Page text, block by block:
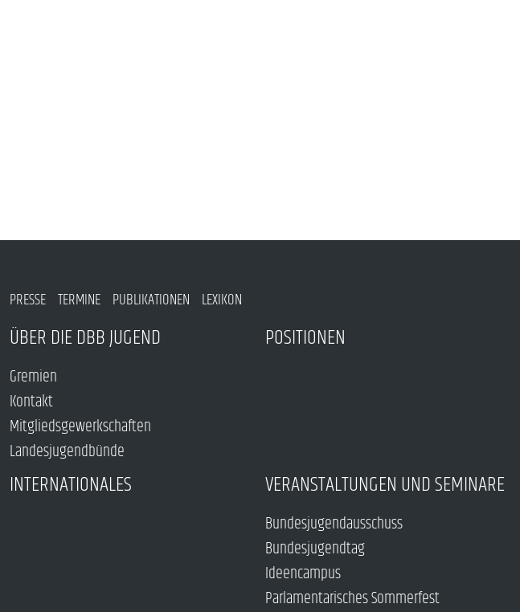
PRESSE TERMINE PUBLIKATIONEN LEXIKON
ÜBER DIE DBB JUGEND
Gremien
Kontakt
Mitgliedsgewerkschaften
Landesjugendbünde
POSITIONEN
INTERNATIONALES VERANSTALTUNGEN UND SEMINARE
Bundesjugendausschuss
Bundesjugendtag
Ideencampus
Parlamentarisches Sommerfest